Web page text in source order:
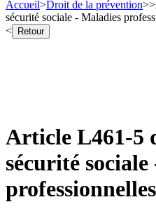
Accueil>Droit de la prévention>>
sécurité sociale - Maladies
<
Retour
Article L461-5
sécurité
professionnelles